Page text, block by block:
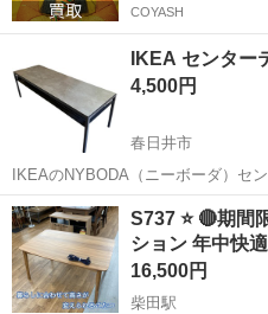
COYASH
IKEA センター
4,500円
春日井市
IKEAのNYBODA（ニーボーダ）センターテ
リモコンや雑誌などをしまえる収納
のスタイリッシュなデザインが人気を集めて
クのリバーシブル天板が特...
愛知 春日井市 テーブル
S737 ⭐ 🔴期間
ション 年中快
16,500円
柴田駅